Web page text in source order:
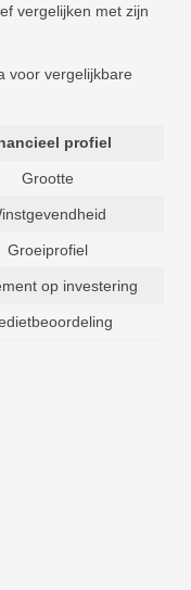
vergelijken met zijn
voor vergelijkbare
profiel
Grootte
Groeiprofiel
op investering